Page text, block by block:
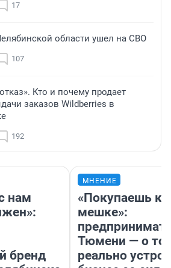
17
области ушел на СВО
107
Кто и почему продает
заказов Wildberries в
192
нам
бренд
МНЕНИЕ
«Покупаешь
мешке»:
Тюмени — о
реально